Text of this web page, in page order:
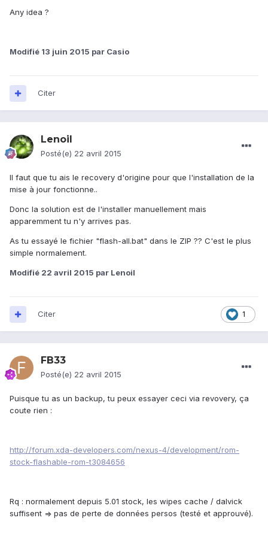
Any idea ?
Modifié 13 juin 2015 par Casio
Citer
Lenoil
Posté(e) 22 avril 2015
Il faut que tu ais le recovery d'origine pour que l'installation de la
mise à jour fonctionne..
Donc la solution est de l'installer manuellement mais
apparemment tu n'y arrives pas.
As tu essayé le fichier "flash-all.bat" dans le ZIP ?? C'est le plus
simple normalement.
Modifié 22 avril 2015 par Lenoil
1
Citer
FB33
Posté(e) 22 avril 2015
Puisque tu as un backup, tu peux essayer ceci via revovery, ça
coute rien :
http://forum.xda-developers.com/nexus-4/development/rom-
stock-flashable-rom-t3084656
Rq : normalement depuis 5.01 stock, les wipes cache / dalvick
suffisent => pas de perte de données persos (testé et approuvé).